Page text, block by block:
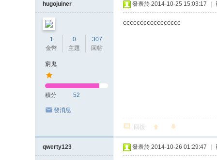
hugojuiner
1
金幣
0
主題
307
回帖
窮鬼
積分 52
發消息
發表於 2014-10-25 15:03:17
ccccccccccccccccc
回復
qwerty123 發表於 2014-10-26 01:29:47